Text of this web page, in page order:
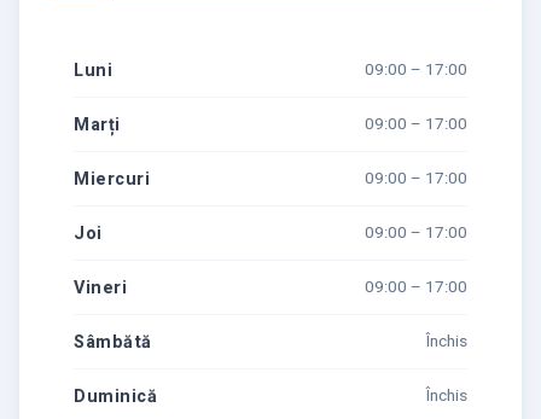
Luni 09:00 – 17:00
Marți 09:00 – 17:00
Miercuri 09:00 – 17:00
Joi 09:00 – 17:00
Vineri 09:00 – 17:00
Sâmbătă Închis
Duminică Închis